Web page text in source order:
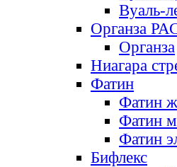
Вуаль-
Органза
Органза
Ниагара
Фатин
Фатин
Фатин
Фатин
Бифлекс